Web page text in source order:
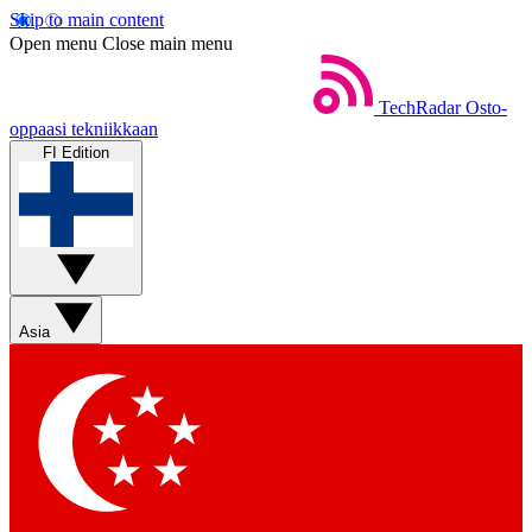
Skip to main content
Open menu Close main menu
TechRadar Osto-
oppaasi tekniikkaan
FI Edition
Asia